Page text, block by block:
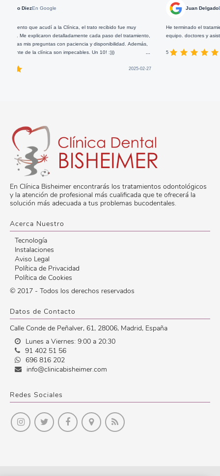
a la Clínica, el trato recibido fue muy
detalladamente cada paso del tratamiento,
con paciencia y disponibilidad. Además,
son impecables. Un 10! :)))
...
Juan DelgadoEn Google
He terminado el tratamiento dental que
equipo. doctores y asistentes, ahora
En Clínica Bisheimer encontrarás los tratamientos odontológicos
y la atención de profesional más cualificada que te ofrecerá la
solución más adecuada a tus problemas bucodentales.
Acerca Nuestro
Tecnología
Instalaciones
Aviso Legal
Política de Privacidad
Política de Cookies
© 2017 - Todos los derechos reservados
Datos de Contacto
Calle Conde de Peñalver, 61, 28006, Madrid, España
Lunes a Viernes: 9:00 a 20:30
91 402 51 56
696 816 202
info@clinicabisheimer.com
Redes Sociales